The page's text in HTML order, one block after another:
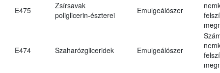
E475
Zsírsavak
poliglicerin-észterei
Emulgeálószer
E474 Szaharózgliceridek Emulgeálószer